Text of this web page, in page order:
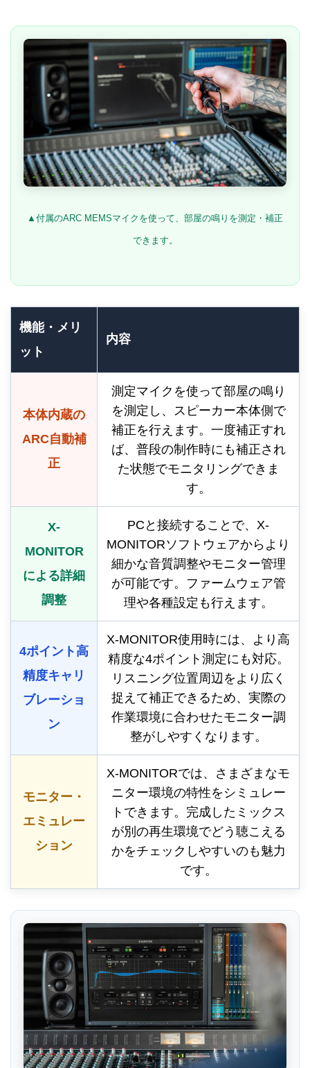
▲付属のARC MEMSマイクを使って、部屋の鳴りを測定・補正
できます。
機能・メリ
ット
内容
本体内蔵の
ARC自動補
正
測定マイクを使って部屋の鳴り
を測定し、スピーカー本体側で
補正を行えます。一度補正すれ
ば、普段の制作時にも補正され
た状態でモニタリングできま
す。
X-
MONITOR
による詳細
調整
PCと接続することで、X-
MONITORソフトウェアからより
細かな音質調整やモニター管理
が可能です。ファームウェア管
理や各種設定も行えます。
4ポイント高
精度キャリ
ブレーショ
ン
X-MONITOR使用時には、より高
精度な4ポイント測定にも対応。
リスニング位置周辺をより広く
捉えて補正できるため、実際の
作業環境に合わせたモニター調
整がしやすくなります。
モニター・
エミュレー
ション
X-MONITORでは、さまざまなモ
ニター環境の特性をシミュレー
トできます。完成したミックス
が別の再生環境でどう聴こえる
かをチェックしやすいのも魅力
です。